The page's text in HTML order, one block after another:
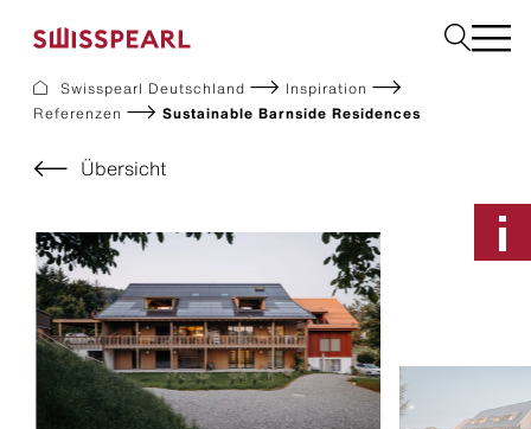
Services
Fassade
Dach
Solar
Bauplatten
Garten
Downloads
Swisspearl Deutschland
Inspiration
Referenzen
Sustainable Barnside Residences
Übersicht